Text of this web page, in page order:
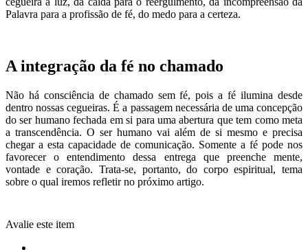
Palavra para a profissão de fé, do medo para a certeza.
A integração da fé no chamado
Não há consciência de chamado sem fé, pois a fé ilumina desde
dentro nossas cegueiras. É a passagem necessária de uma concepção
do ser humano fechada em si para uma abertura que tem como meta
a transcendência. O ser humano vai além de si mesmo e precisa
chegar a esta capacidade de comunicação. Somente a fé pode nos
favorecer o entendimento dessa entrega que preenche mente,
vontade e coração. Trata-se, portanto, do corpo espiritual, tema
sobre o qual iremos refletir no próximo artigo.
Avalie este item